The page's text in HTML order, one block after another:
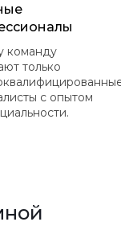
команду
только
с опытом